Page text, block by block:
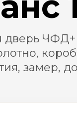
ЧФД+
замер,